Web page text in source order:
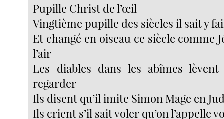
Pupille Christ de l’œil
Vingtième pupille des siècles il sait y
Et changé en oiseau ce siècle comme
l’air
Les diables dans les abîmes
regarder
Ils disent qu’il imite Simon Mage en
Ils crient s’il sait voler qu’on l’appelle